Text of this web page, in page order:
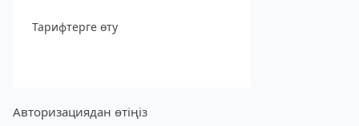
Тарифтерге өту
Авторизациядан өтіңіз